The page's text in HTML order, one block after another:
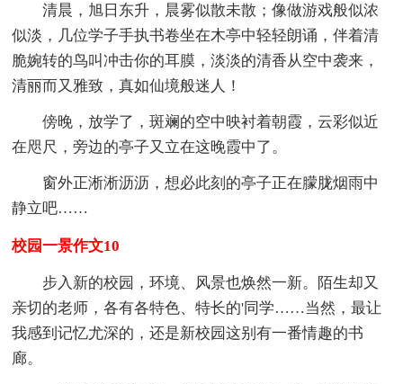
清晨，旭日东升，晨雾似散未散；像做游戏般似浓
似淡，几位学子手执书卷坐在木亭中轻轻朗诵，伴着清
脆婉转的鸟叫冲击你的耳膜，淡淡的清香从空中袭来，
清丽而又雅致，真如仙境般迷人！
傍晚，放学了，斑斓的空中映衬着朝霞，云彩似近
在咫尺，旁边的亭子又立在这晚霞中了。
窗外正淅淅沥沥，想必此刻的亭子正在朦胧烟雨中
静立吧……
校园一景作文10
步入新的校园，环境、风景也焕然一新。陌生却又
亲切的老师，各有各特色、特长的'同学……当然，最让
我感到记忆尤深的，还是新校园这别有一番情趣的书
廊。